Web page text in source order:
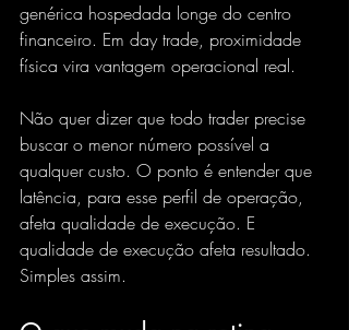
genérica hospedada longe do centro
financeiro. Em day trade, proximidade
física vira vantagem operacional real.
Não quer dizer que todo trader precise
buscar o menor número possível a
qualquer custo. O ponto é entender que
latência, para esse perfil de operação,
afeta qualidade de execução. E
qualidade de execução afeta resultado.
Simples assim.